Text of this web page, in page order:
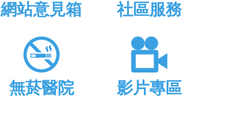
網站意見箱 社區服務
無菸醫院 影片專區